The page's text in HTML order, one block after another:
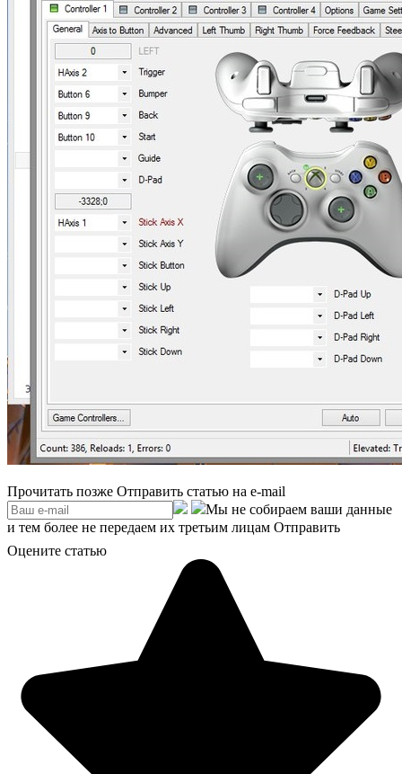
Прочитать позже Отправить статью на e-mail
Мы не собираем ваши данные
и тем более не передаем их третьим лицам Отправить
Оцените статью